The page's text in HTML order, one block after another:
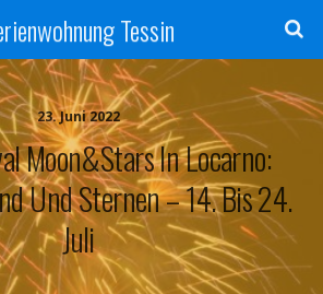
Tessin
23. Juni 2022
Moon&Stars In Locarno:
Und Sternen – 14. Bis 24.
Juli